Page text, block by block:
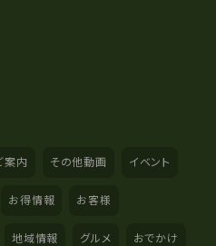
案内 その他動画 イベント
お得情報 お客様
地域情報 グルメ おでかけ